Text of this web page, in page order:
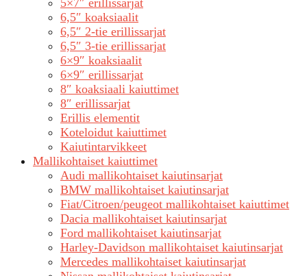
6,5″ koaksiaalit
6,5″ 2-tie erillissarjat
6,5″ 3-tie erillissarjat
6×9″ koaksiaalit
6×9″ erillissarjat
8″ koaksiaali kaiuttimet
8″ erillissarjat
Erillis elementit
Koteloidut kaiuttimet
Kaiutintarvikkeet
Mallikohtaiset kaiuttimet
Audi mallikohtaiset kaiutinsarjat
BMW mallikohtaiset kaiutinsarjat
Fiat/Citroen/peugeot mallikohtaiset kaiuttimet
Dacia mallikohtaiset kaiutinsarjat
Ford mallikohtaiset kaiutinsarjat
Harley-Davidson mallikohtaiset kaiutinsarjat
Mercedes mallikohtaiset kaiutinsarjat